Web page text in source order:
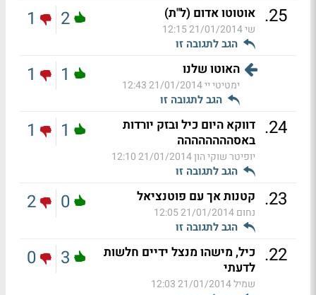
25
. אוטוטו אדום (ל"ת)
שי21/01/2014 12:15
הגב לתגובה זו
2
1
האוטו שלנו
ימטיטי יי21/01/2014 12:43
הגב לתגובה זו
1
1
24
. דווקא היום כיל ובזק יורדות
באסהההההההה
יופיטר שוקי הון21/01/2014 12:10
הגב לתגובה זו
1
1
23
. קטנות אך עם פוטנציאל
נחום21/01/2014 12:05
הגב לתגובה זו
0
2
22
. כיל, מישהו מנצל ידיים חלשות
לדעתי
שמיל21/01/2014 12:03
3
0